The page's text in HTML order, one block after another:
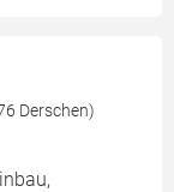
Derschen)